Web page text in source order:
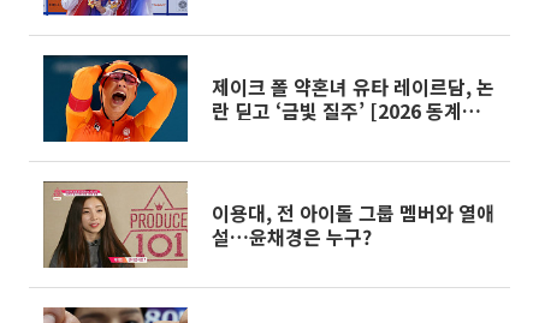
제이크 폴 약혼녀 유타 레이르담, 논
란 딛고 ‘금빛 질주’ [2026 동계올림
이용대, 전 아이돌 그룹 멤버와 열애
설…윤채경은 누구?